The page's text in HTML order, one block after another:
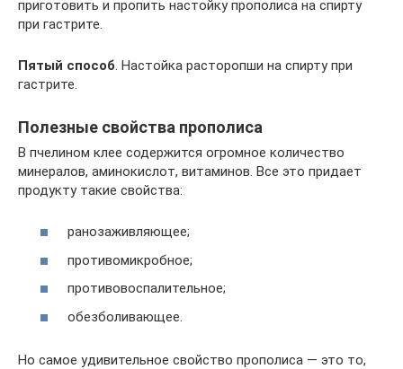
приготовить и пропить настойку прополиса на спирту
при гастрите.
Пятый способ . Настойка расторопши на спирту при
гастрите.
Полезные свойства прополиса
В пчелином клее содержится огромное количество
минералов, аминокислот, витаминов. Все это придает
продукту такие свойства:
ранозаживляющее;
противомикробное;
противовоспалительное;
обезболивающее.
Но самое удивительное свойство прополиса — это то,